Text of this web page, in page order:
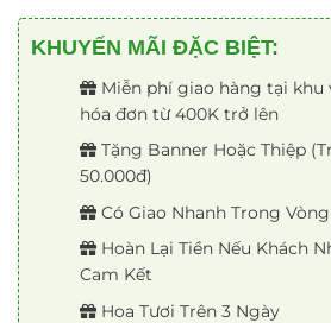
KHUYẾN MÃI ĐẶC BIỆT:
Miễn phí giao hàng tại khu
hóa đơn từ 400K trở lên
Tặng Banner Hoặc Thiệp
50.000đ)
Có Giao Nhanh Trong Vòng
Hoàn Lại Tiền Nếu Khách
Cam Kết
Hoa Tươi Trên 3 Ngày